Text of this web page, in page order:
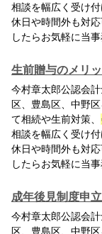
相談を幅広く受け
休日や時間外も対
したらお気軽に当事
生前贈与のメリ
今村章太郎公認会計
区、豊島区、中野区
て相続や生前対策、
相談を幅広く受け
休日や時間外も対
したらお気軽に当事
成年後見制度申
今村章太郎公認会計
区、豊島区、中野区